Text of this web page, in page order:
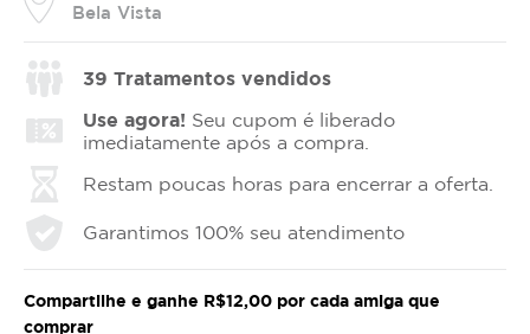
Bela Vista
39 Tratamentos vendidos
Use agora! Seu cupom é liberado
imediatamente após a compra.
Restam poucas horas para encerrar a oferta.
Garantimos 100% seu atendimento
Compartilhe e ganhe R$12,00 por cada amiga que
comprar